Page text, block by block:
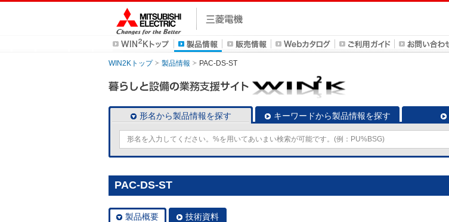
WIN2Kトップ 製品情報 PAC-DS-ST
形名から製品情報を探す キーワードから製品情報を探す
PAC-DS-ST
製品概要 技術資料